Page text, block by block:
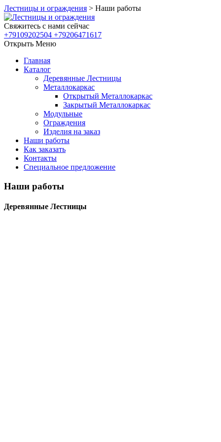
Лестницы и ограждения > Наши работы
Свяжитесь с нами сейчас
+79109202504 +79206471617
Открыть Меню
Главная
Каталог
Деревянные Лестницы
Металлокаркас
Открытый Металлокаркас
Закрытый Металлокаркас
Модульные
Ограждения
Изделия на заказ
Наши работы
Как заказать
Контакты
Специальное предложение
Наши работы
Деревянные Лестницы